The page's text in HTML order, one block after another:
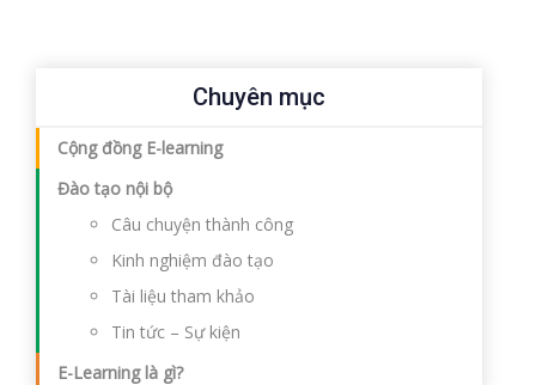
Chuyên mục
Cộng đồng E-learning
Đào tạo nội bộ
Câu chuyện thành công
Kinh nghiệm đào tạo
Tài liệu tham khảo
Tin tức – Sự kiện
E-Learning là gì?